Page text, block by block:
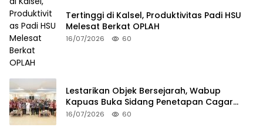
Tertinggi di Kalsel, Produktivitas Padi HSU
Melesat Berkat OPLAH
16/07/2026 60
Lestarikan Objek Bersejarah, Wabup
Kapuas Buka Sidang Penetapan Cagar
Budaya 2026
16/07/2026 60